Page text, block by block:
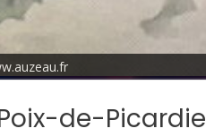
de-Picardie